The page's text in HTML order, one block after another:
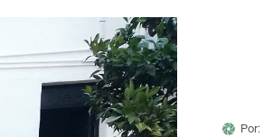
Por: